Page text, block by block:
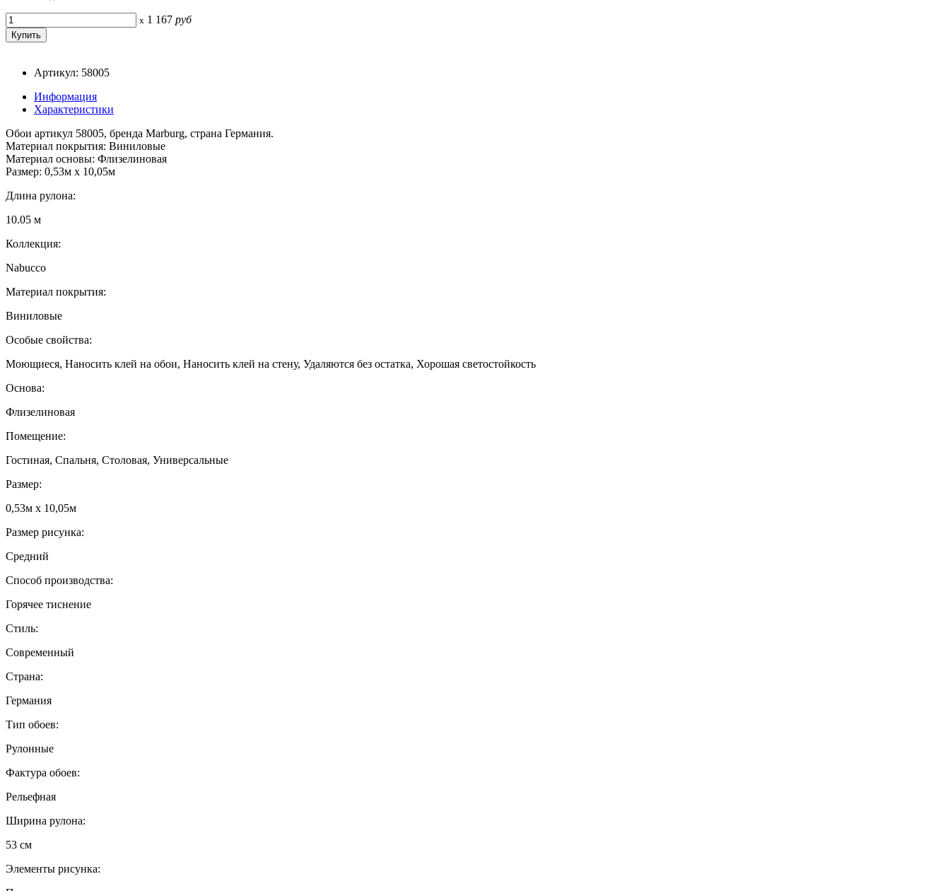
x 1 167 руб
Артикул: 58005
Информация
Характеристики
Обои артикул 58005, бренда Marburg, страна Германия.
Материал покрытия: Виниловые
Материал основы: Флизелиновая
Размер: 0,53м x 10,05м
Длина рулона:
10.05 м
Коллекция:
Nabucco
Материал покрытия:
Виниловые
Особые свойства:
Моющиеся, Наносить клей на обои, Наносить клей на стену, Удаляются без остатка, Хорошая светостойкость
Основа:
Флизелиновая
Помещение:
Гостиная, Спальня, Столовая, Универсальные
Размер:
0,53м x 10,05м
Размер рисунка:
Средний
Способ производства:
Горячее тиснение
Стиль:
Современный
Страна:
Германия
Тип обоев:
Рулонные
Фактура обоев:
Рельефная
Ширина рулона:
53 см
Элементы рисунка: